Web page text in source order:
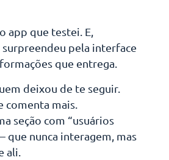
app que testei. E,
pela interface
que entrega.
deixou de te seguir.
comenta mais.
seção com “usuários
que nunca interagem, mas
ali.